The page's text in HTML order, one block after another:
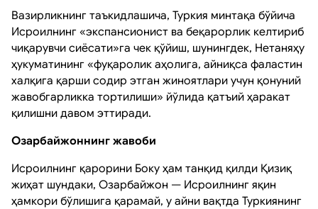
Вазирликнинг таъкидлашича, Туркия минтақа бўйича
Исроилнинг «экспансионист ва беқарорлик келтириб
чиқарувчи сиёсати»га чек қўйиш, шунингдек, Нетаняҳу
ҳукуматининг «фуқаролик аҳолига, айниқса фаластин
халқига қарши содир этган жиноятлари учун қонуний
жавобгарликка тортилиши» йўлида қатъий ҳаракат
қилишни давом эттиради.
Озарбайжоннинг жавоби
Исроилнинг қарорини Боку ҳам танқид қилди Қизиқ
жиҳат шундаки, Озарбайжон — Исроилнинг яқин
ҳамкори бўлишига қарамай, у айни вақтда Туркиянинг